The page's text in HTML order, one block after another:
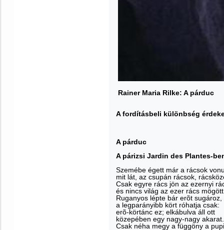
Rainer Maria Rilke: A párduc
A fordításbeli különbség
A párduc
A párizsi Jardin des Plantes-
Szemébe égett már a rácsok
mit lát, az csupán rácsok,
Csak egyre rács jön az ezernyi
és nincs világ az ezer rács
Ruganyos lépte bár erõt sugároz,
a legparányibb kört róhatja csak:
erõ-körtánc ez; elkábulva áll ott
közepében egy nagy-nagy akarat.
Csak néha megy a függöny a